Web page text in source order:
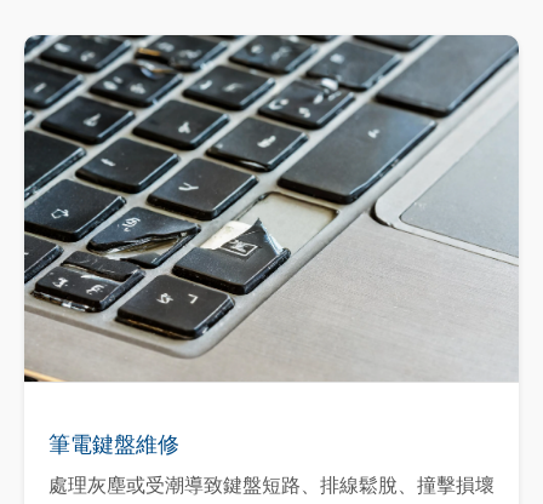
筆電鍵盤維修
處理灰塵或受潮導致鍵盤短路、排線鬆脫、撞擊損壞